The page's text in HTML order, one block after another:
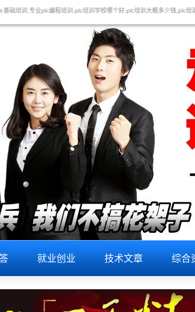
学校哪个好,plc培训大概多少钱,plc培训学校,
就业创业 技术文章 综合